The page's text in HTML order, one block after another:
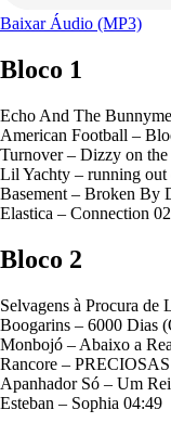
Baixar Áudio (MP3)
Bloco 1
Echo And The
American Football –
Turnover – Dizzy on
Lil Yachty – running out
Basement – Broken By
Elastica – Connection
Bloco 2
Selvagens à Procura
Boogarins – 6000 Dias
Monbojó – Abaixo a
Rancore –
Apanhador Só – Um
Esteban – Sophia 04:49